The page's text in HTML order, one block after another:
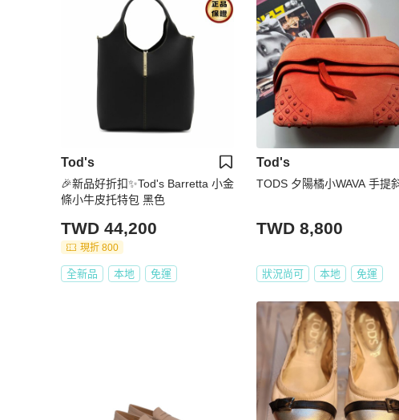
Tod's
🎉新品好折扣✨Tod's Barretta 小金
條小牛皮托特包 黑色
TWD 44,200
現折 800
全新品 本地 免運
Tod's
TODS 夕陽橘小WAVA 手提
TWD 8,800
狀況尚可 本地 免運